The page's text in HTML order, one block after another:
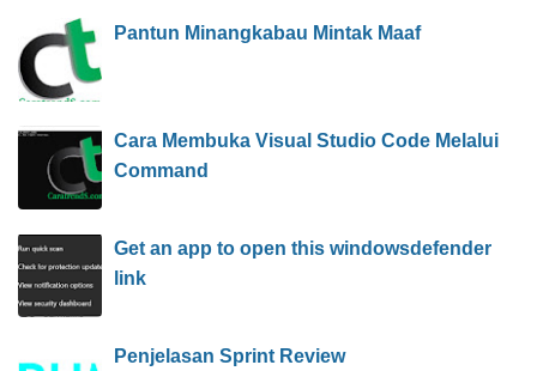
Pantun Minangkabau Mintak Maaf
Cara Membuka Visual Studio Code Melalui
Command
Get an app to open this windowsdefender
link
Penjelasan Sprint Review